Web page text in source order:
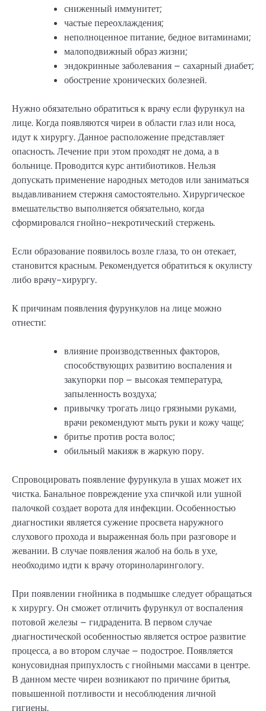
сниженный иммунитет;
частые переохлаждения;
неполноценное питание, бедное витаминами;
малоподвижный образ жизни;
эндокринные заболевания – сахарный диабет;
обострение хронических болезней.
Нужно обязательно обратиться к врачу если фурункул на
лице. Когда появляются чиреи в области глаз или носа,
идут к хирургу. Данное расположение представляет
опасность. Лечение при этом проходят не дома, а в
больнице. Проводится курс антибиотиков. Нельзя
допускать применение народных методов или заниматься
выдавливанием стержня самостоятельно. Хирургическое
вмешательство выполняется обязательно, когда
сформировался гнойно-некротический стержень.
Если образование появилось возле глаза, то он отекает,
становится красным. Рекомендуется обратиться к окулисту
либо врачу-хирургу.
К причинам появления фурункулов на лице можно
отнести:
влияние производственных факторов,
способствующих развитию воспаления и
закупорки пор – высокая температура,
запыленность воздуха;
привычку трогать лицо грязными руками,
врачи рекомендуют мыть руки и кожу чаще;
бритье против роста волос;
обильный макияж в жаркую пору.
Спровоцировать появление фурункула в ушах может их
чистка. Банальное повреждение уха спичкой или ушной
палочкой создает ворота для инфекции. Особенностью
диагностики является сужение просвета наружного
слухового прохода и выраженная боль при разговоре и
жевании. В случае появления жалоб на боль в ухе,
необходимо идти к врачу оториноларингологу.
При появлении гнойника в подмышке следует обращаться
к хирургу. Он сможет отличить фурункул от воспаления
потовой железы – гидраденита. В первом случае
диагностической особенностью является острое развитие
процесса, а во втором случае – подострое. Появляется
конусовидная припухлость с гнойными массами в центре.
В данном месте чиреи возникают по причине бритья,
повышенной потливости и несоблюдения личной
гигиены.